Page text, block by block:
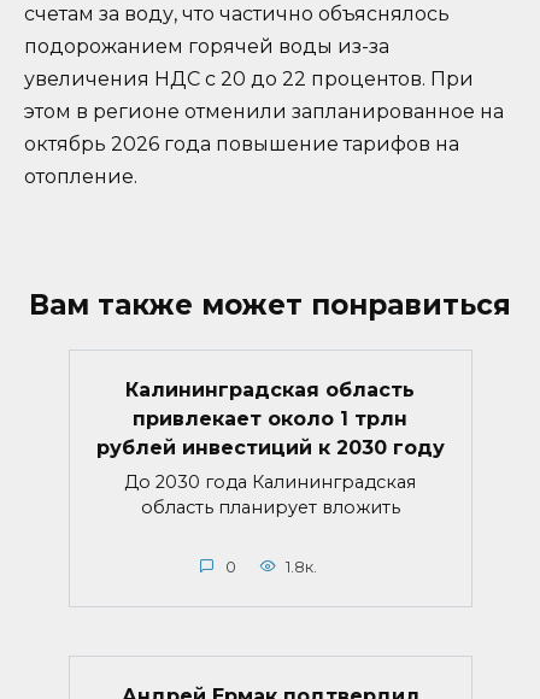
счетам за воду, что частично объяснялось
подорожанием горячей воды из-за
увеличения НДС с 20 до 22 процентов. При
этом в регионе отменили запланированное на
октябрь 2026 года повышение тарифов на
отопление.
Вам также может понравиться
Калининградская область
привлекает около 1 трлн
рублей инвестиций к 2030 году
До 2030 года Калининградская
область планирует вложить
0 1.8к.